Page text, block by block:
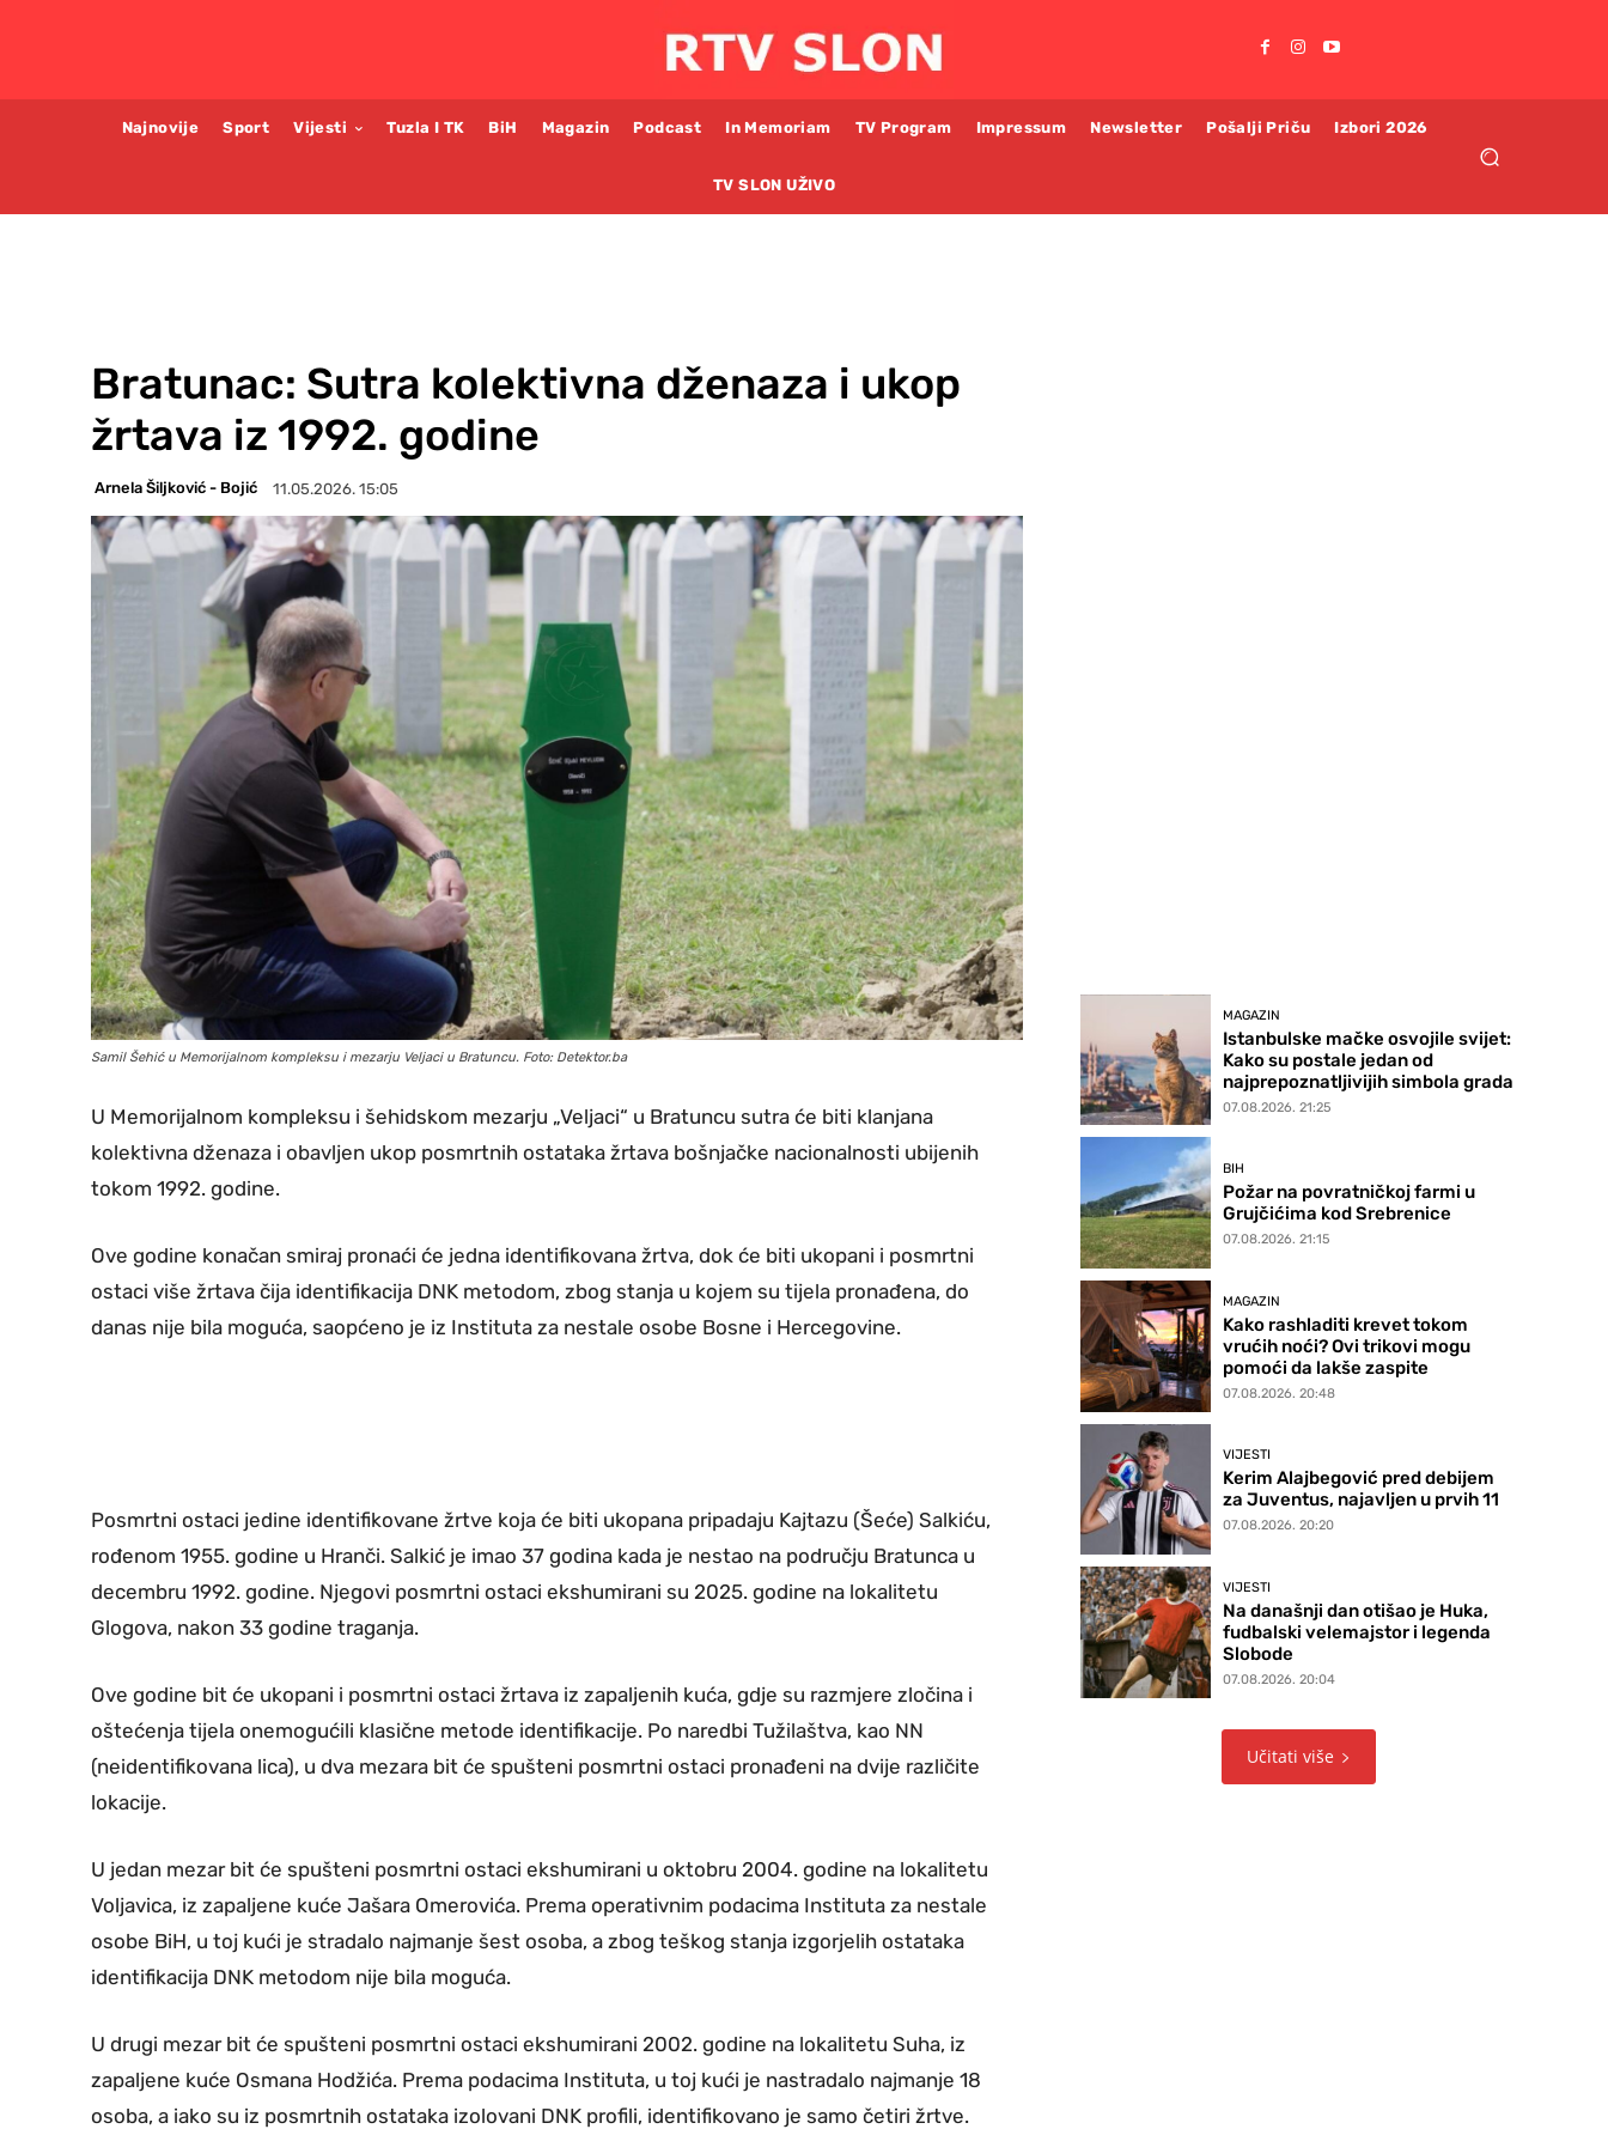
Najnovije Sport Vijesti Tuzla I TK BiH Magazin Podcast In Memoriam TV Program Impressum Newsletter Pošalji Priču Izbori 2026
TV SLON UŽIVO
Bratunac: Sutra kolektivna dženaza i ukop
žrtava iz 1992. godine
Arnela Šiljković - Bojić 11.05.2026. 15:05
Samil Šehić u Memorijalnom kompleksu i mezarju Veljaci u Bratuncu. Foto: Detektor.ba
U Memorijalnom kompleksu i šehidskom mezarju „Veljaci“ u Bratuncu sutra će biti klanjana
kolektivna dženaza i obavljen ukop posmrtnih ostataka žrtava bošnjačke nacionalnosti ubijenih
tokom 1992. godine.
Ove godine konačan smiraj pronaći će jedna identifikovana žrtva, dok će biti ukopani i posmrtni
ostaci više žrtava čija identifikacija DNK metodom, zbog stanja u kojem su tijela pronađena, do
danas nije bila moguća, saopćeno je iz Instituta za nestale osobe Bosne i Hercegovine.
Posmrtni ostaci jedine identifikovane žrtve koja će biti ukopana pripadaju Kajtazu (Šeće) Salkiću,
rođenom 1955. godine u Hranči. Salkić je imao 37 godina kada je nestao na području Bratunca u
decembru 1992. godine. Njegovi posmrtni ostaci ekshumirani su 2025. godine na lokalitetu
Glogova, nakon 33 godine traganja.
Ove godine bit će ukopani i posmrtni ostaci žrtava iz zapaljenih kuća, gdje su razmjere zločina i
oštećenja tijela onemogućili klasične metode identifikacije. Po naredbi Tužilaštva, kao NN
(neidentifikovana lica), u dva mezara bit će spušteni posmrtni ostaci pronađeni na dvije različite
lokacije.
U jedan mezar bit će spušteni posmrtni ostaci ekshumirani u oktobru 2004. godine na lokalitetu
Voljavica, iz zapaljene kuće Jašara Omerovića. Prema operativnim podacima Instituta za nestale
osobe BiH, u toj kući je stradalo najmanje šest osoba, a zbog teškog stanja izgorjelih ostataka
identifikacija DNK metodom nije bila moguća.
U drugi mezar bit će spušteni posmrtni ostaci ekshumirani 2002. godine na lokalitetu Suha, iz
zapaljene kuće Osmana Hodžića. Prema podacima Instituta, u toj kući je nastradalo najmanje 18
osoba, a iako su iz posmrtnih ostataka izolovani DNK profili, identifikovano je samo četiri žrtve.
MAGAZIN
Istanbulske mačke osvojile svijet:
Kako su postale jedan od
najprepoznatljivijih simbola grada
07.08.2026. 21:25
BIH
Požar na povratničkoj farmi u
Grujčićima kod Srebrenice
07.08.2026. 21:15
MAGAZIN
Kako rashladiti krevet tokom
vrućih noći? Ovi trikovi mogu
pomoći da lakše zaspite
07.08.2026. 20:48
VIJESTI
Kerim Alajbegović pred debijem
za Juventus, najavljen u prvih 11
07.08.2026. 20:20
VIJESTI
Na današnji dan otišao je Huka,
fudbalski velemajstor i legenda
Slobode
07.08.2026. 20:04
Učitati više